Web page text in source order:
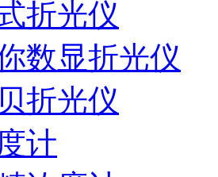
折光仪
数显折光仪
折光仪
计